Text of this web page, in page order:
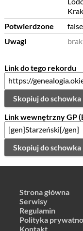
Potwierdzone
false
Uwagi
brak
Link do tego rekordu
Skopiuj do schowka
Link wewnętrzny GP
Skopiuj do schowka
Strona główna
Serwisy
Regulamin
Polityka
Kontakt